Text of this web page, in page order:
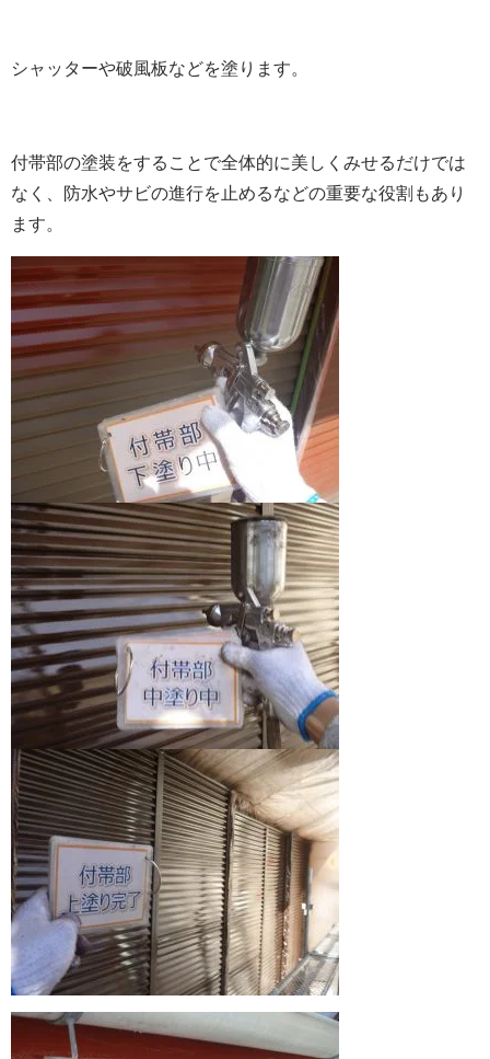
シャッターや破風板などを塗ります。
付帯部の塗装をすることで全体的に美しくみせるだけでは
なく、防水やサビの進行を止めるなどの重要な役割もあり
ます。